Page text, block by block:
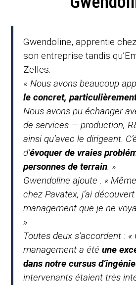
Gwendoline, apprentie
son entreprise tandis
Zelles.
«Nous avons beaucoup
le concret,
Nous avons pu échanger
de services — production,
ainsi qu’avec le dirigeant.
d’évoquer de vraies
personnes de terrain. »
Gwendoline ajoute : «
chez Pavatex, j’ai
management que je ne
»
Toutes deux s’accordent :
management a étéune
dans notre cursus
intervenants étaient très